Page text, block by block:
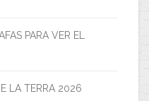
PARA VER EL
LA TERRA 2026